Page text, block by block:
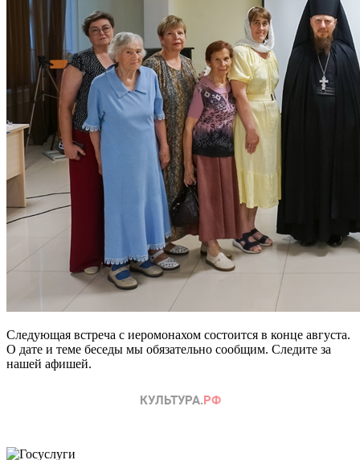
Следующая встреча с иеромонахом состоится в конце августа.
О дате и теме беседы мы обязательно сообщим. Следите за
нашей афишей.